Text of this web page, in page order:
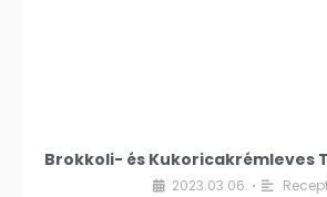
Brokkoli- és Kukoricakrémleves
2023.03.06. •